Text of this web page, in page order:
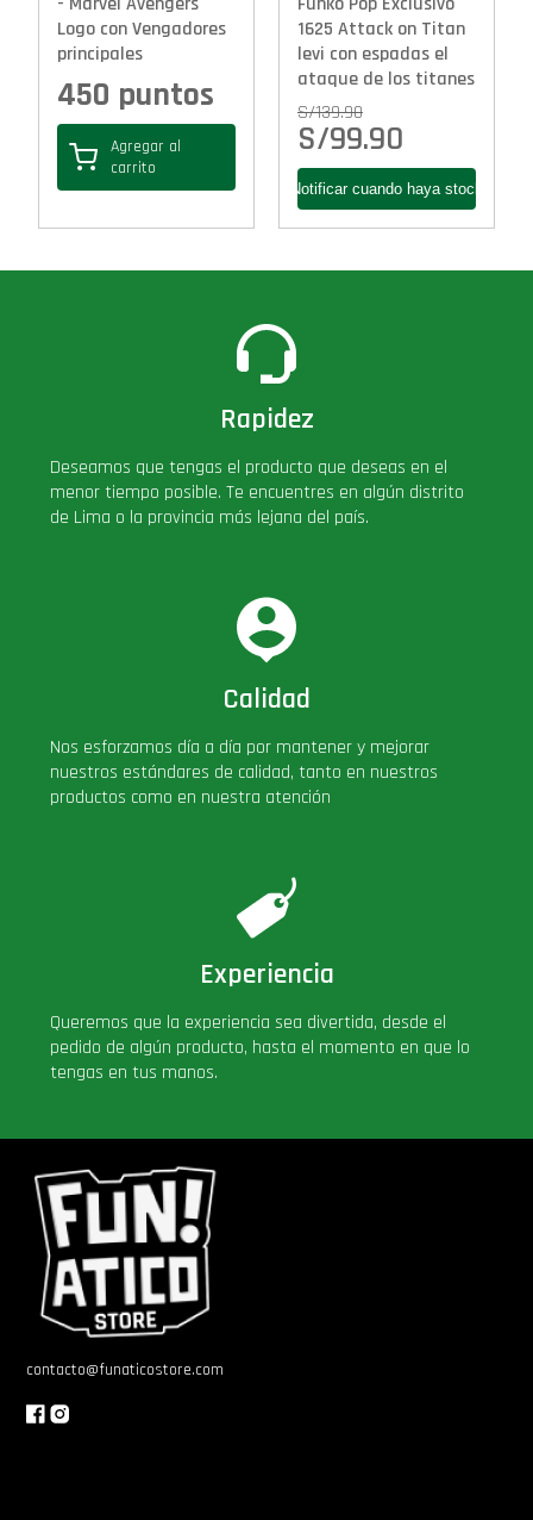
Logo con Vengadores
principales
450 puntos
Agregar al
carrito
1625 Attack on Titan
levi con espadas el
ataque de los titanes
S/139.90
S/99.90
Rapidez
Deseamos que tengas el producto que deseas en el
menor tiempo posible. Te encuentres en algún distrito
de Lima o la provincia más lejana del país.
Calidad
Nos esforzamos día a día por mantener y mejorar
nuestros estándares de calidad, tanto en nuestros
productos como en nuestra atención
Experiencia
Queremos que la experiencia sea divertida, desde el
pedido de algún producto, hasta el momento en que lo
tengas en tus manos.
contacto@funaticostore.com